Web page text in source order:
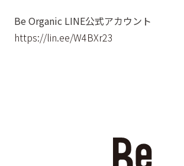
Be Organic LINE公式アカウント
https://lin.ee/W4BXr23